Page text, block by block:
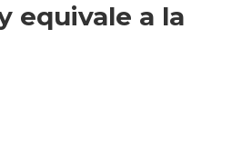
equivale a la